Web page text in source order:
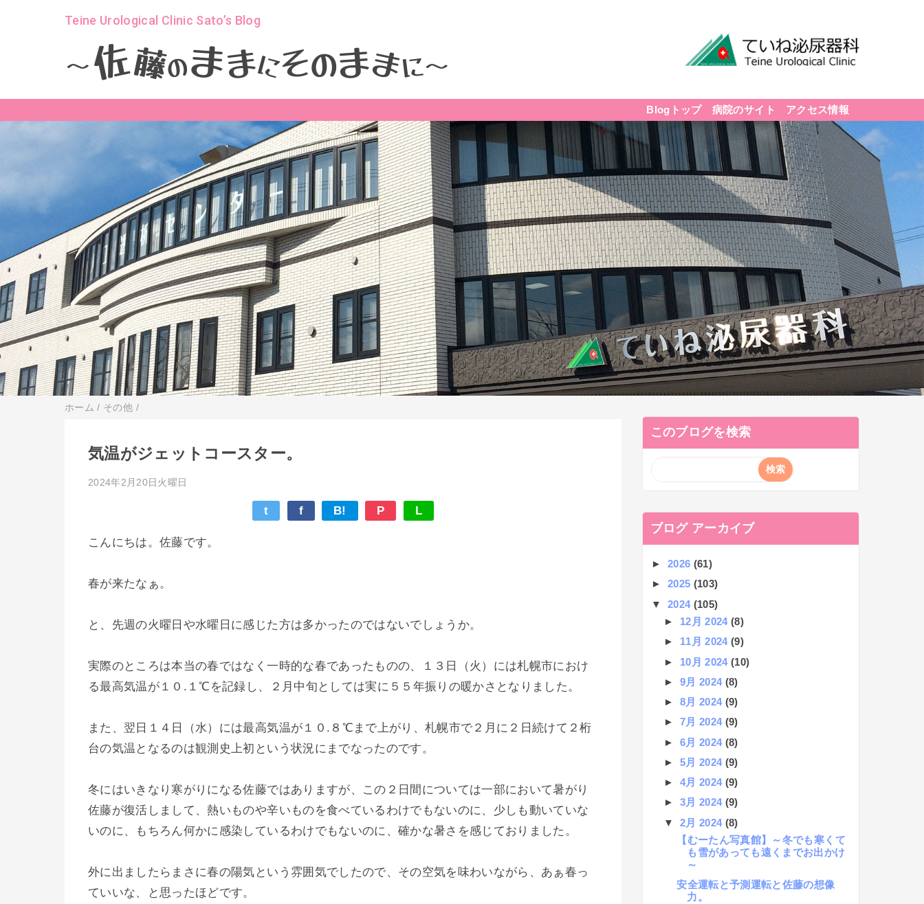
Teine Urological Clinic Sato’s Blog
～佐藤のままにそのままに～
Blogトップ 病院のサイト アクセス情報
ホーム / その他 /
気温がジェットコースター。
2024年2月20日火曜日
t f B! P L
こんにちは。佐藤です。
春が来たなぁ。
と、先週の火曜日や水曜日に感じた方は多かったのではないでしょうか。
実際のところは本当の春ではなく一時的な春であったものの、１３日（火）には札幌市におけ
る最高気温が１０.１℃を記録し、２月中旬としては実に５５年振りの暖かさとなりました。
また、翌日１４日（水）には最高気温が１０.８℃まで上がり、札幌市で２月に２日続けて２桁
台の気温となるのは観測史上初という状況にまでなったのです。
冬にはいきなり寒がりになる佐藤ではありますが、この２日間については一部において暑がり
佐藤が復活しまして、熱いものや辛いものを食べているわけでもないのに、少しも動いていな
いのに、もちろん何かに感染しているわけでもないのに、確かな暑さを感じておりました。
外に出ましたらまさに春の陽気という雰囲気でしたので、その空気を味わいながら、あぁ春っ
ていいな、と思ったほどです。
このブログを検索
ブログ アーカイブ
► 2026 (61)
► 2025 (103)
▼ 2024 (105)
► 12月 2024 (8)
► 11月 2024 (9)
► 10月 2024 (10)
► 9月 2024 (8)
► 8月 2024 (9)
► 7月 2024 (9)
► 6月 2024 (8)
► 5月 2024 (9)
► 4月 2024 (9)
► 3月 2024 (9)
▼ 2月 2024 (8)
【むーたん写真館】～冬でも寒くて
も雪があっても遠くまでお出かけ
～
安全運転と予測運転と佐藤の想像
力。